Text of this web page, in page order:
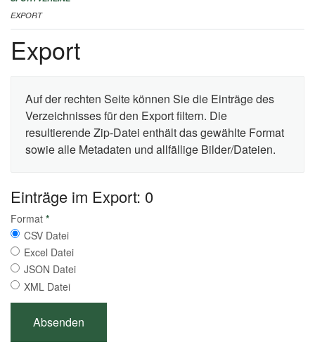
KONTAKT
EXPORT
Export
Auf der rechten Seite können Sie die Einträge des
Verzeichnisses für den Export filtern. Die
resultierende Zip-Datei enthält das gewählte Format
sowie alle Metadaten und allfällige Bilder/Dateien.
Einträge im Export: 0
Format *
CSV Datei
Excel Datei
JSON Datei
XML Datei